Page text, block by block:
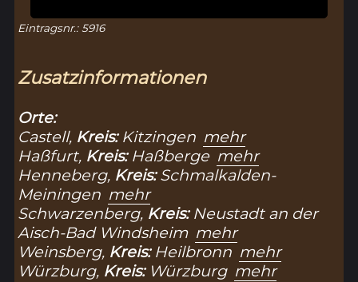
Eintragsnr.: 5916
Zusatzinformationen
Orte:
Castell, Kreis: Kitzingen mehr
Haßfurt, Kreis: Haßberge mehr
Henneberg, Kreis:Schmalkalden-
Meiningen mehr
Schwarzenberg, Kreis: Neustadt an der
Aisch-Bad Windsheim mehr
Weinsberg, Kreis: Heilbronn mehr
Würzburg, Kreis: Würzburg mehr